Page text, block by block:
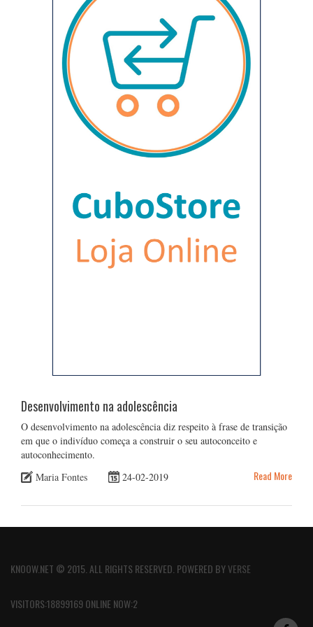
Desenvolvimento na adolescência
O desenvolvimento na adolescência diz respeito à frase de transição
em que o indivíduo começa a construir o seu autoconceito e
autoconhecimento.
Maria Fontes
24-02-2019 Read More
KNOOW.NET © 2015. ALL RIGHTS RESERVED. POWERED BYVERSE
VISITORS:18899169 ONLINE NOW:2